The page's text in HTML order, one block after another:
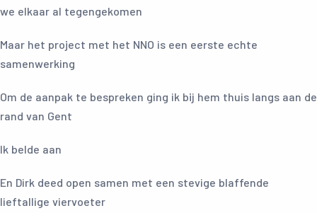
we elkaar al tegengekomen
Maar het project met het NNO is een eerste echte
samenwerking
Om de aanpak te bespreken ging ik bij hem thuis langs aan de
rand van Gent
Ik belde aan
En Dirk deed open samen met een stevige blaffende
lieftallige viervoeter